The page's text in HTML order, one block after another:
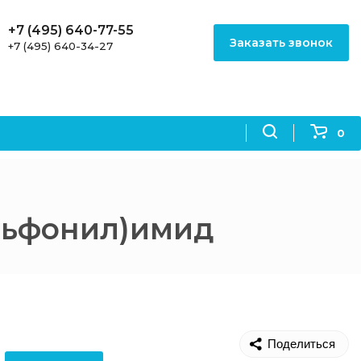
0
+7 (495) 640-77-55
+7 (495) 640-34-27 Заказать звонок
Поделиться